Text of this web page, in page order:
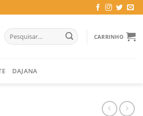
Pesquisar
por:
CARRINHO
DAJANA